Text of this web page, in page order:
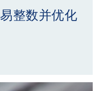
整数并优化